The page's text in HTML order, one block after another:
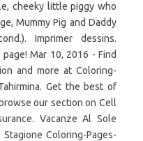
cheeky little piggy who
Mummy Pig and Daddy
Imprimer dessins.
Mar 10, 2016 - Find
and more at Coloring-
Get the best of
our section on Cell
Vacanze Al Sole
Coloring-Pages-